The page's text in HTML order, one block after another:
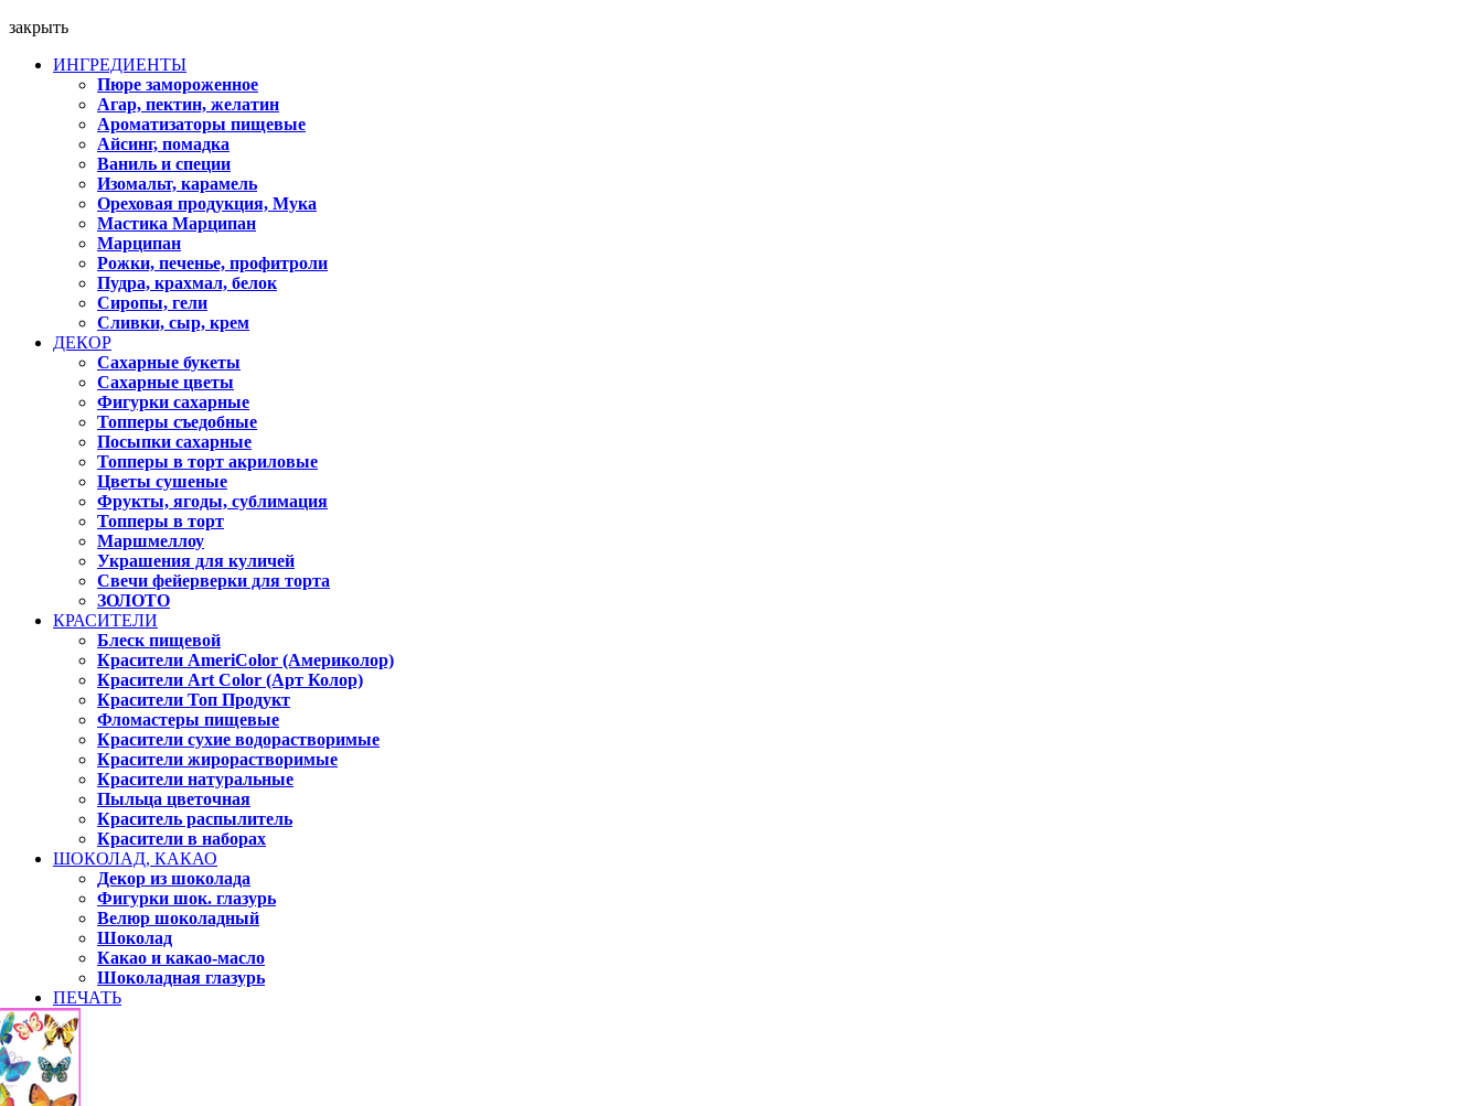
закрыть
ИНГРЕДИЕНТЫ
Пюре замороженное
Агар, пектин, желатин
Ароматизаторы пищевые
Айсинг, помадка
Ваниль и специи
Изомальт, карамель
Ореховая продукция, Мука
Мастика Марципан
Марципан
Рожки, печенье, профитроли
Пудра, крахмал, белок
Сиропы, гели
Сливки, сыр, крем
ДЕКОР
Сахарные букеты
Сахарные цветы
Фигурки сахарные
Топперы съедобные
Посыпки сахарные
Топперы в торт акриловые
Цветы сушеные
Фрукты, ягоды, сублимация
Топперы в торт
Маршмеллоу
Украшения для куличей
Свечи фейерверки для торта
ЗОЛОТО
КРАСИТЕЛИ
Блеск пищевой
Красители AmeriColor (Америколор)
Красители Art Color (Арт Колор)
Красители Топ Продукт
Фломастеры пищевые
Красители сухие водорастворимые
Красители жирорастворимые
Красители натуральные
Пыльца цветочная
Краситель распылитель
Красители в наборах
ШОКОЛАД, КАКАО
Декор из шоколада
Фигурки шок. глазурь
Велюр шоколадный
Шоколад
Какао и какао-масло
Шоколадная глазурь
ПЕЧАТЬ